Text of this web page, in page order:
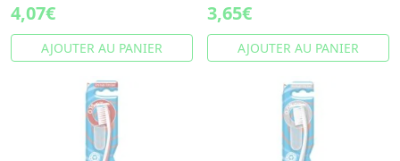
4,07€
AJOUTER AU PANIER
3,65€
AJOUTER AU PANIER